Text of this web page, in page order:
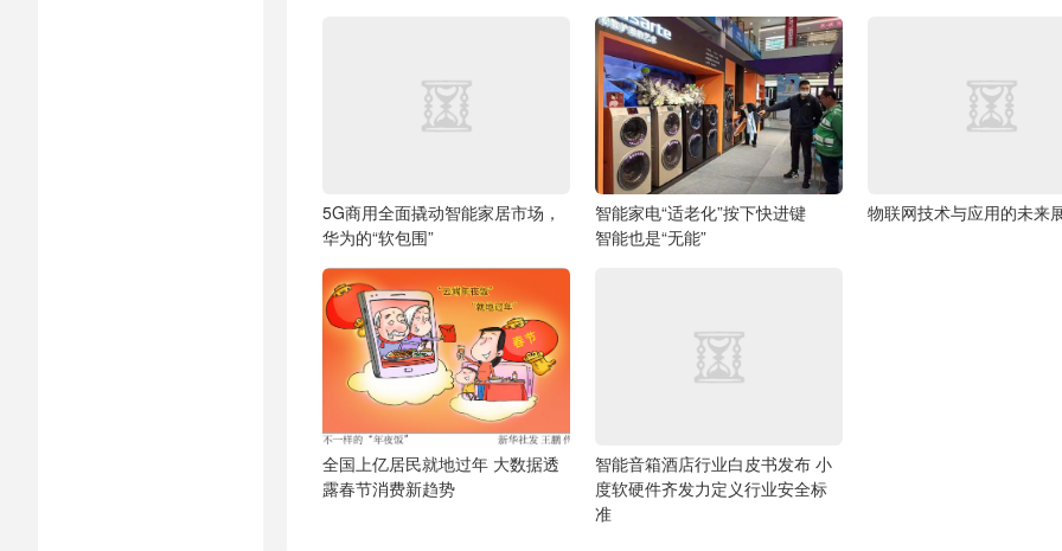
5G商用全面撬动智能家居市场，
华为的“软包围”
智能家电“适老化”按下快进键
智能也是“无能”
物联网技术与应用的未来
全国上亿居民就地过年 大数据透
露春节消费新趋势
智能音箱酒店行业白皮书发布 小
度软硬件齐发力定义行业安全标
准